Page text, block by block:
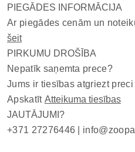
PIEGĀDES INFORMĀCIJA
Ar piegādes cenām un
šeit
PIRKUMU DROŠĪBA
Nepatīk saņemta prece?
Jums ir tiesības atgriezt
Apskatīt Atteikuma tiesības
JAUTĀJUMI?
+371 27276446 |